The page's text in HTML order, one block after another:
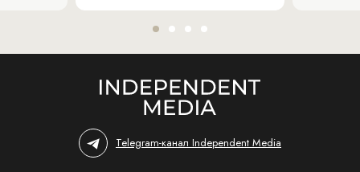
Telegram-канал Independent Media